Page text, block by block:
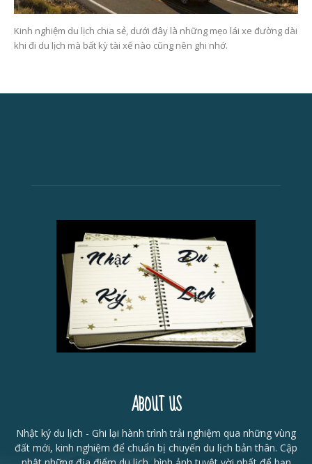
Kinh nghiệm du lịch chia sẻ, dưới đây là những mẹo lái xe đường dài
khi đi du lịch mà bất kỳ tài xế nào cũng nên ghi nhớ.
ABOUT US
Nhật ký du lịch - Ghi lại hành trình trải nghiệm qua những vùng
đất mới, kinh nghiệm để chuẩn bị chuyến du lịch bản thân. Cập